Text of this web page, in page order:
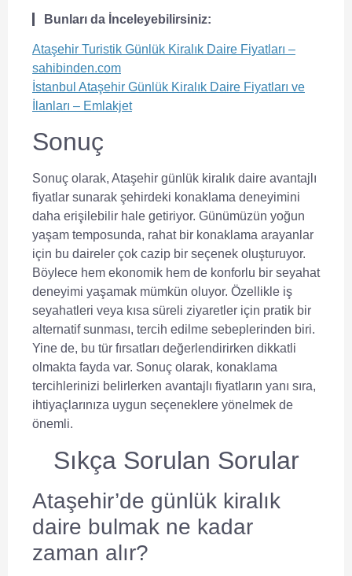
Bunları da İnceleyebilirsiniz:
Ataşehir Turistik Günlük Kiralık Daire Fiyatları –
sahibinden.com
İstanbul Ataşehir Günlük Kiralık Daire Fiyatları ve
İlanları – Emlakjet
Sonuç
Sonuç olarak, Ataşehir günlük kiralık daire avantajlı
fiyatlar sunarak şehirdeki konaklama deneyimini
daha erişilebilir hale getiriyor. Günümüzün yoğun
yaşam temposunda, rahat bir konaklama arayanlar
için bu daireler çok cazip bir seçenek oluşturuyor.
Böylece hem ekonomik hem de konforlu bir seyahat
deneyimi yaşamak mümkün oluyor. Özellikle iş
seyahatleri veya kısa süreli ziyaretler için pratik bir
alternatif sunması, tercih edilme sebeplerinden biri.
Yine de, bu tür fırsatları değerlendirirken dikkatli
olmakta fayda var. Sonuç olarak, konaklama
tercihlerinizi belirlerken avantajlı fiyatların yanı sıra,
ihtiyaçlarınıza uygun seçeneklere yönelmek de
önemli.
Sıkça Sorulan Sorular
Ataşehir’de günlük kiralık
daire bulmak ne kadar
zaman alır?